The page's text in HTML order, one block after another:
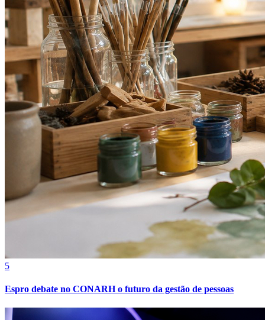
Bragantino
5
Espro debate no CONARH o futuro da gestão de pessoas